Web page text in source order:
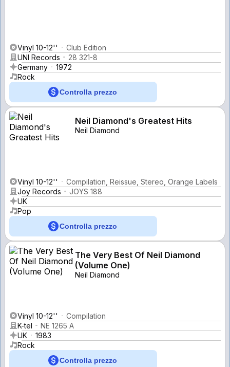
Vinyl 10-12''
Club Edition
UNI Records
28 321-8
Germany
1972
Rock
Controlla prezzo
Neil Diamond's Greatest Hits
Neil Diamond
Vinyl 10-12''
Compilation, Reissue, Stereo, Orange Labels
Joy Records
JOYS 188
UK
Pop
Controlla prezzo
The Very Best Of Neil Diamond
(Volume One)
Neil Diamond
Vinyl 10-12''
Compilation
K-tel
NE 1265 A
UK
1983
Rock
Controlla prezzo